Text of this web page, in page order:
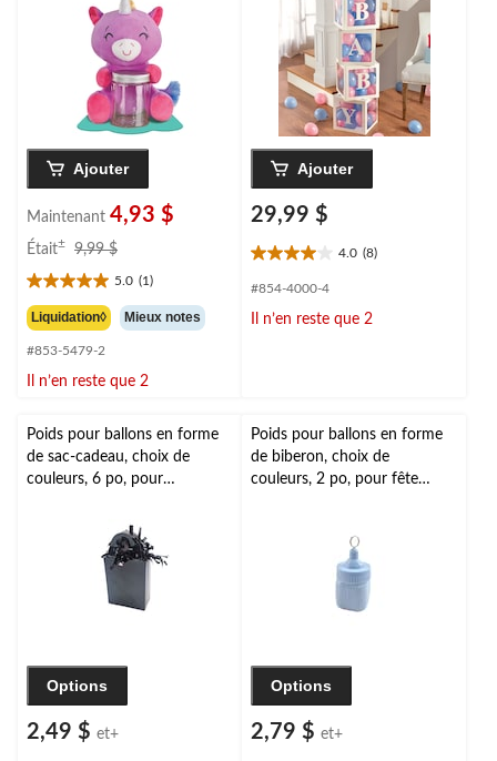
anniversaire/remise de
diplôme/Saint-Valentin
Ajouter
Maintenant 4,93 $
Était± 9,99 $
9,99 $
5.0 (1)
5.0
étoile(s)
sur
5.
1
Liquidation◊ Mieux notes
#853-5479-2
Il n’en reste que 2
prénatale/dévoilement
du sexe
Ajouter
29,99 $
4.0 (8)
4.0
étoile(s)
5.
#854-4000-4
Il n’en reste que 2
Poids pour ballons en forme
de sac-cadeau, choix de
couleurs, 6 po, pour
diplôme/veille du jour de l'An
Options
2,49 $ et+
Poids pour ballons en forme
de biberon, choix de
couleurs, 2 po, pour fête
Options
2,79 $ et+